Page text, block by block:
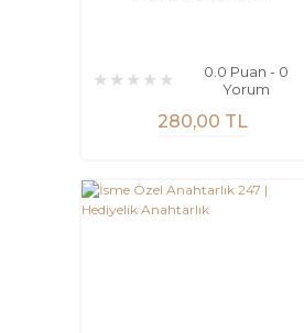
0.0 Puan - 0
Yorum
280,00 TL